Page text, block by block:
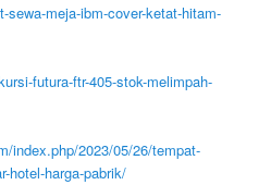
meja-ibm-cover-ketat-hitam-
futura-ftr-405-stok-melimpah-
index.php/2023/05/26/tempat-
hotel-harga-pabrik/